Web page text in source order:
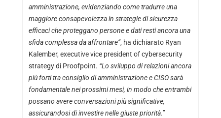
amministrazione, evidenziando come tradurre una
maggiore consapevolezza in strategie di sicurezza
efficaci che proteggano persone e dati resti ancora una
sfida complessa da affrontare”, ha dichiarato Ryan
Kalember, executive vice president of cybersecurity
strategy di Proofpoint. “Lo sviluppo di relazioni ancora
più forti tra consiglio di amministrazione e CISO sarà
fondamentale nei prossimi mesi, in modo che entrambi
possano avere conversazioni più significative,
assicurandosi di investire nelle giuste priorità.”